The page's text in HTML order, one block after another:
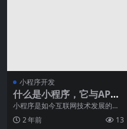
小程序开发
什么是小程序，它与APP
有何不同
小程序是如今互联网技术发展的新
潮流，无论是在手机应用还是网页
浏览器中，我们都可以
2 年前 13